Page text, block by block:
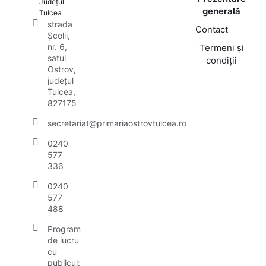
Tulcea
strada
Școlii,
nr. 6,
satul
Ostrov,
județul
Tulcea,
827175
secretariat@primariaostrovtulcea.ro
0240
577
336
0240
577
488
Program
de lucru
cu
publicul:
generală
Contact
Termeni și
condiții